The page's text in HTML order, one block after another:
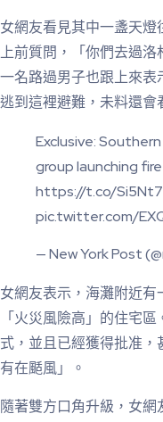
女網友看見其中一盞天燈
上前質問，「你們去過洛
一名路過男子也跟上來
逃到這裡避難，未料還會
Exclusive:
group launching
https://t.co/
pic.twitter.com/
— New York Post
女網友表示，海灘附近
「火災風險高」的住宅
式，並且已經獲得批准
有在颳風」。
隨著雙方口角升級，女網